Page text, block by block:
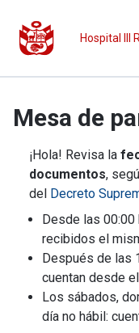
Hospital III
Mesa de
¡Hola! Revisa la
documentos,
del Decreto
Desde las 00:00
recibidos el
Después de las
cuentan desde
Los sábados,
día no hábil: